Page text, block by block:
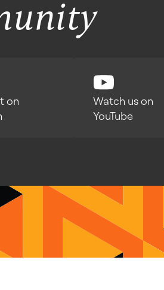
on
Watch us on
YouTube